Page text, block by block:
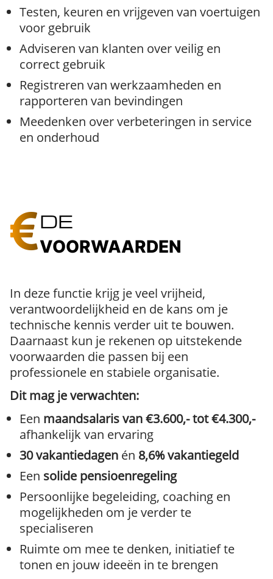
Testen, keuren en vrijgeven van voertuigen
voor gebruik
Adviseren van klanten over veilig en
correct gebruik
Registreren van werkzaamheden en
rapporteren van bevindingen
Meedenken over verbeteringen in service
en onderhoud
DE
VOORWAARDEN
In deze functie krijg je veel vrijheid,
verantwoordelijkheid en de kans om je
technische kennis verder uit te bouwen.
Daarnaast kun je rekenen op uitstekende
voorwaarden die passen bij een
professionele en stabiele organisatie.
Dit mag je verwachten:
Een maandsalaris van €3.600,- tot €4.300,-
afhankelijk van ervaring
30 vakantiedagen én 8,6% vakantiegeld
Een solide pensioenregeling
Persoonlijke begeleiding, coaching en
mogelijkheden om je verder te
specialiseren
Ruimte om mee te denken, initiatief te
tonen en jouw ideeën in te brengen